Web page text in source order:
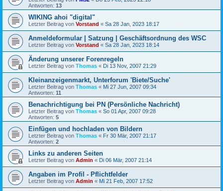
Antworten: 13
WIKING ahoi "digital"
Letzter Beitrag von Vorstand « Sa 28 Jan, 2023 18:17
Anmeldeformular | Satzung | Geschäftsordnung des WSC
Letzter Beitrag von Vorstand « Sa 28 Jan, 2023 18:14
Änderung unserer Forenregeln
Letzter Beitrag von Thomas « Di 13 Nov, 2007 21:29
Kleinanzeigenmarkt, Unterforum 'Biete/Suche'
Letzter Beitrag von Thomas « Mi 27 Jun, 2007 09:34
Antworten: 11
Benachrichtigung bei PN (Persönliche Nachricht)
Letzter Beitrag von Thomas « So 01 Apr, 2007 09:28
Antworten: 5
Einfügen und hochladen von Bildern
Letzter Beitrag von Thomas « Fr 30 Mär, 2007 21:17
Antworten: 2
Links zu anderen Seiten
Letzter Beitrag von Admin « Di 06 Mär, 2007 21:14
Angaben im Profil - Pflichtfelder
Letzter Beitrag von Admin « Mi 21 Feb, 2007 17:52